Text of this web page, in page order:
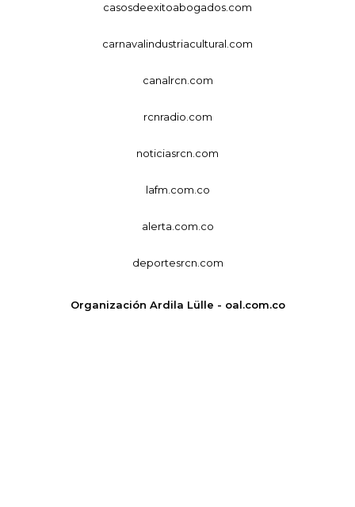
casosdeexitoabogados.com
carnavalindustriacultural.com
canalrcn.com
rcnradio.com
noticiasrcn.com
lafm.com.co
alerta.com.co
deportesrcn.com
Organización Ardila Lülle - oal.com.co